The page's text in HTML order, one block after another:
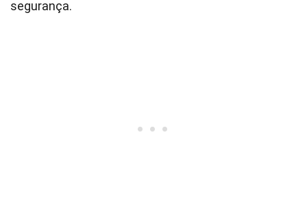
segurança.